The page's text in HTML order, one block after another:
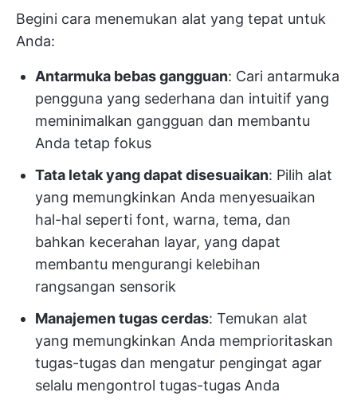
Begini cara menemukan alat yang tepat untuk
Anda:
Antarmuka bebas gangguan: Cari antarmuka
pengguna yang sederhana dan intuitif yang
meminimalkan gangguan dan membantu
Anda tetap fokus
Tata letak yang dapat disesuaikan: Pilih alat
yang memungkinkan Anda menyesuaikan
hal-hal seperti font, warna, tema, dan
bahkan kecerahan layar, yang dapat
membantu mengurangi kelebihan
rangsangan sensorik
Manajemen tugas cerdas: Temukan alat
yang memungkinkan Anda memprioritaskan
tugas-tugas dan mengatur pengingat agar
selalu mengontrol tugas-tugas Anda